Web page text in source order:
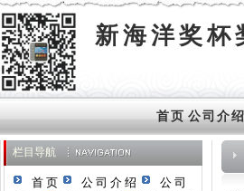
新海洋奖杯
首页 公司介
栏目导航
首页 公司介绍
公司